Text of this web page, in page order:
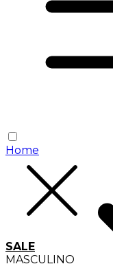
SALE
MASCULINO
Home